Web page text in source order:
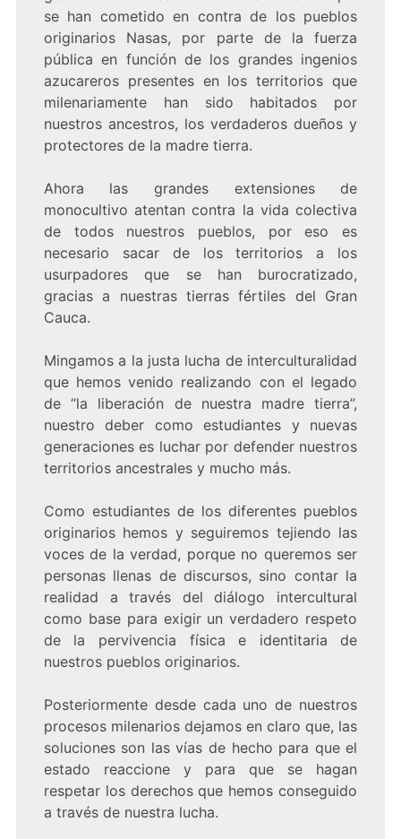
se han cometido en contra de los pueblos
originarios Nasas, por parte de la fuerza
pública en función de los grandes ingenios
azucareros presentes en los territorios que
milenariamente han sido habitados por
nuestros ancestros, los verdaderos dueños y
protectores de la madre tierra.
Ahora las grandes extensiones de
monocultivo atentan contra la vida colectiva
de todos nuestros pueblos, por eso es
necesario sacar de los territorios a los
usurpadores que se han burocratizado,
gracias a nuestras tierras fértiles del Gran
Cauca.
Mingamos a la justa lucha de interculturalidad
que hemos venido realizando con el legado
de “la liberación de nuestra madre tierra”,
nuestro deber como estudiantes y nuevas
generaciones es luchar por defender nuestros
territorios ancestrales y mucho más.
Como estudiantes de los diferentes pueblos
originarios hemos y seguiremos tejiendo las
voces de la verdad, porque no queremos ser
personas llenas de discursos, sino contar la
realidad a través del diálogo intercultural
como base para exigir un verdadero respeto
de la pervivencia física e identitaria de
nuestros pueblos originarios.
Posteriormente desde cada uno de nuestros
procesos milenarios dejamos en claro que, las
soluciones son las vías de hecho para que el
estado reaccione y para que se hagan
respetar los derechos que hemos conseguido
a través de nuestra lucha.